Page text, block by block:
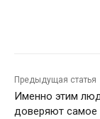
Предыдущая статья
Именно этим
доверяют самое